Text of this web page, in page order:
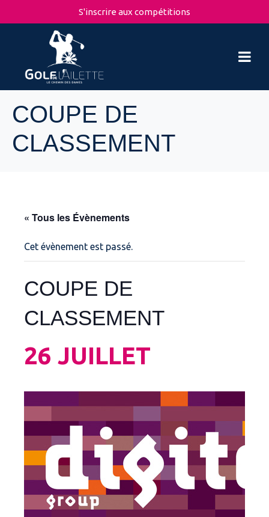
S'inscrire aux compétitions
COUPE DE
CLASSEMENT
« Tous les Évènements
Cet évènement est passé.
COUPE DE
CLASSEMENT
26 JUILLET